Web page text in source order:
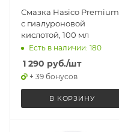
Смазка Hasico Premium
с гиалуроновой
кислотой, 100 мл
Есть в наличии: 180
1 290 руб./шт
+ 39 бонусов
В КОРЗИНУ